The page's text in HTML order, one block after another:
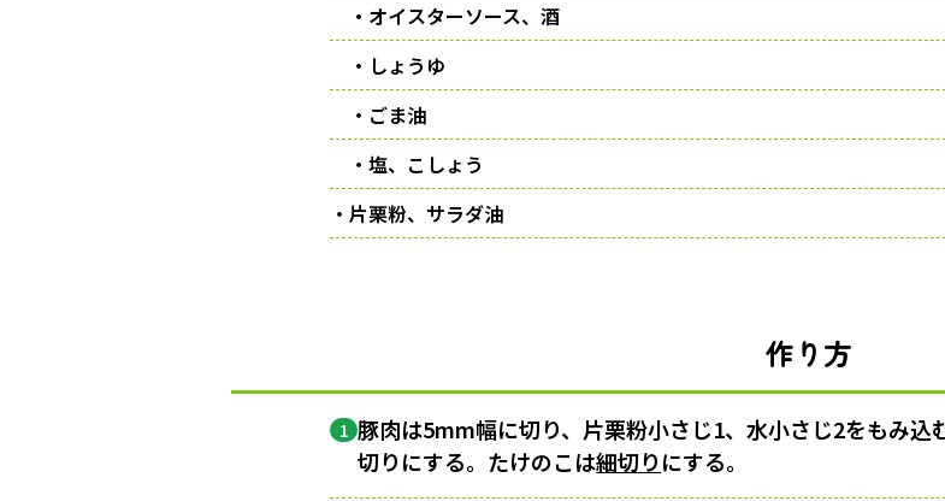
・オイスターソース、酒
・しょうゆ
・ごま油
・塩、こしょう
・片栗粉、サラダ油
作り方
1 豚肉は5mm幅に切り、片栗粉小さじ1、水小さじ2をもみ込
切りにする。たけのこは細切りにする。